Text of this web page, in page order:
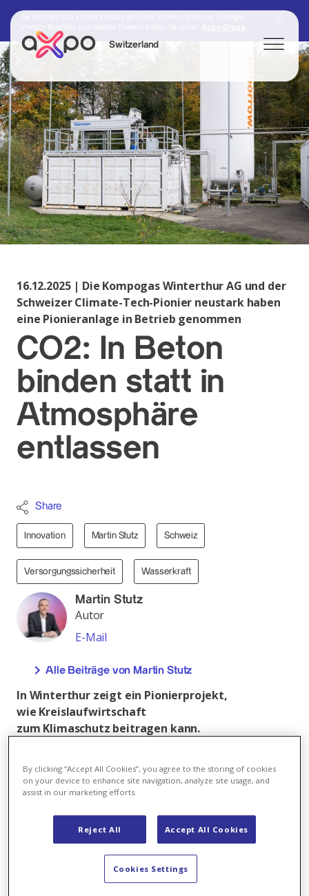
Switzerland
Search
Axpo Group
16.12.2025 | Die Kompogas Winterthur AG und der
Schweizer Climate-Tech-Pionier neustark haben
eine Pionieranlage in Betrieb genommen
CO2: In Beton
binden statt in
Atmosphäre
entlassen
Share
Innovation Martin Stutz Schweiz
Versorgungssicherheit Wasserkraft
Martin Stutz
Autor
E-Mail
Alle Beiträge von Martin Stutz
In Winterthur zeigt ein Pionierprojekt,
wie Kreislaufwirtschaft
zum Klimaschutz beitragen kann.
sowie der Städte Winterthur und Frauenfeld – und
das Climate-Tech-Startup neustark betreiben seit
fängt biogenes CO₂ ab, verflüssigt es vor Ort und
sorgt dafür, dass es dauerhaft in mineralischen
Baustoffen gespeichert wird.
By clicking “Accept All Cookies”, you agree to the storing of cookies
on your device to enhance site navigation, analyze site usage, and
assist in our marketing efforts.
Reject All Accept All Cookies
Cookies Settings